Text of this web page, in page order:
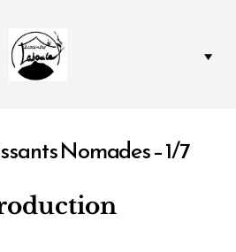
Catégories
Nomades – 1/7